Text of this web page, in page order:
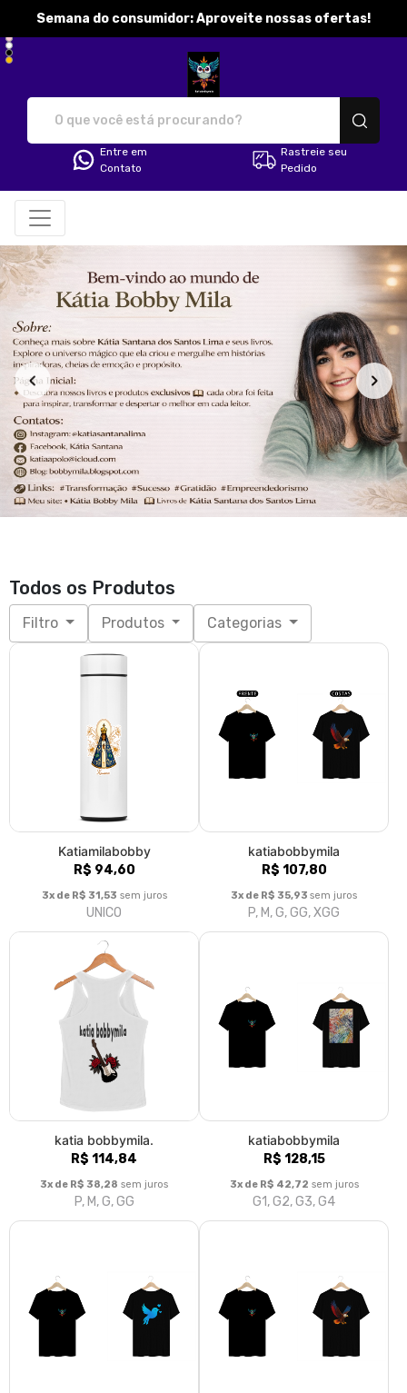
Semana do consumidor: Aproveite nossas ofertas!
Entre em
Contato
Rastreie seu
Pedido
Todos os Produtos
Filtro Produtos Categorias
Katiamilabobby
R$ 94,60
3x de R$ 31,53 sem juros
UNICO
katiabobbymila
R$ 107,80
3x de R$ 35,93 sem juros
P, M, G, GG, XGG
katia bobbymila.
R$ 114,84
3x de R$ 38,28 sem juros
P, M, G, GG
katiabobbymila
R$ 128,15
3x de R$ 42,72 sem juros
G1, G2, G3, G4